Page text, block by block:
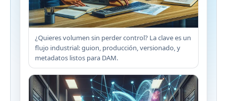
¿Quieres volumen sin perder control? La clave es un
flujo industrial: guion, producción, versionado, y
metadatos listos para DAM.